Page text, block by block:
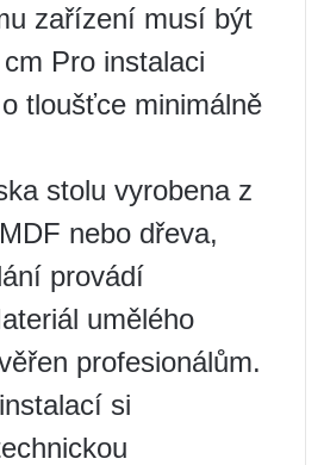
zařízení musí být
Pro instalaci
tloušťce minimálně
stolu vyrobena z
nebo dřeva,
provádí
umělého
profesionálům.
si